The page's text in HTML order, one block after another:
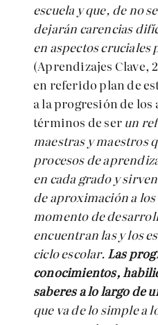
escuela y que, de no
dejarán carencias
en aspectos cruciales
(Aprendizajes Clave,
en referido plan de
a la progresión de los
términos de ser un
maestras y maestros
procesos de
en cada grado y
de aproximación a los
momento de
encuentran las y los
ciclo escolar. Las
conocimientos,
saberes a lo largo de
que va de lo simple a